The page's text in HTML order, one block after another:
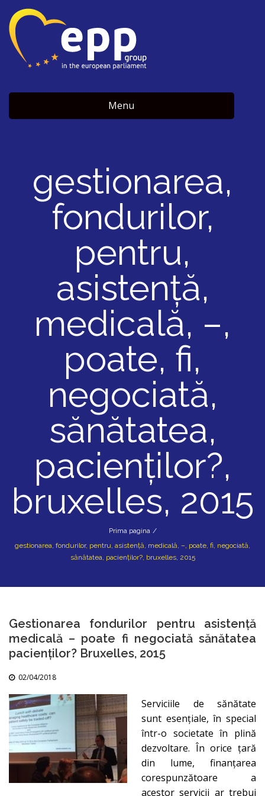
Menu
gestionarea,
fondurilor,
pentru,
asistență,
medicală, –,
poate, fi,
negociată,
sănătatea,
pacienților?,
bruxelles, 2015
Prima pagina /
gestionarea, fondurilor, pentru, asistență, medicală, –, poate, fi, negociată,
sănătatea, pacienților?, bruxelles, 2015
Gestionarea fondurilor pentru asistență
medicală – poate fi negociată sănătatea
pacienților? Bruxelles, 2015
02/04/2018
Serviciile de sănătate
sunt esențiale, în special
într-o societate în plină
dezvoltare. În orice țară
din lume, finanțarea
corespunzătoare a
acestor servicii ar trebui